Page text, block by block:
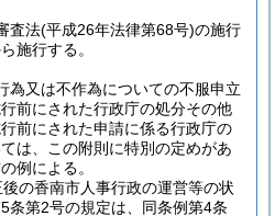
査法(平成26年法律第68号)の施行
施行する。
為又は不作為についての不服申立
前にされた行政庁の処分その他
前にされた申請に係る行政庁の
は、この附則に特別の定めがあ
例による。
の香南市人事行政の運営等の状
条第2号の規定は、同条例第4条